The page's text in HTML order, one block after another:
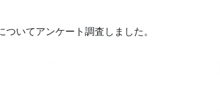
いてアンケート調査しました。